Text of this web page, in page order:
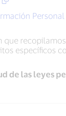
específicos
de las leyes